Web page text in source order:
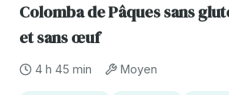
Colomba de Pâques sans
et sans œuf
4 h 45 min Moyen